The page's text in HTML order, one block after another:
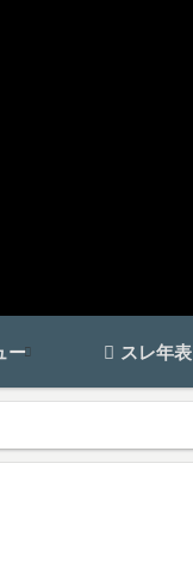
ー スレ年表